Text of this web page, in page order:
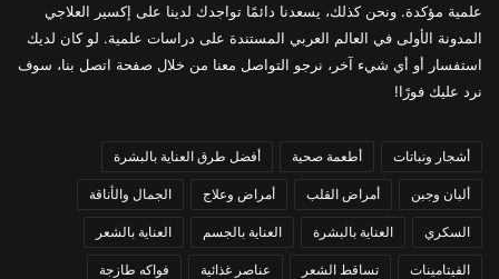
علمية مؤكدة. ونحن كذلك، يسعدنا دائمًا تواجدك لدينا على إكسير العلاجي
المدونة الأولى في العالم العربي المستندة على دراسات علمية. لو كان لديك
استفسار أو أي شيء آخر، نرجو التواصل معنا من خلال صفحة اتصل بنا، سوف
نرد عليك فورًا!
أشجار ونباتات أطعمة صحية أفضل طرق العناية بالبشرة
ألبان وجبن أمراض القلب أمراض وعلاج الجمال والأناقة
السكري العناية بالبشرة العناية بالجسم العناية بالشعر
الفيتامينات تساقط الشعر عناصر غذائية فواكه طازجة